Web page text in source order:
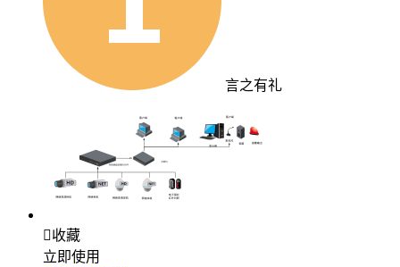
言之有礼
收藏
立即使用